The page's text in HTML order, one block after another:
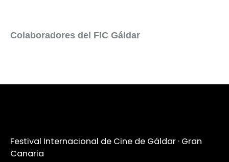
Colaboradores del FIC Gáldar
Festival Internacional de Cine de Gáldar · Gran
Canaria